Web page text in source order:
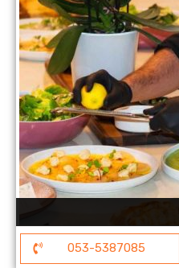
053-5387085